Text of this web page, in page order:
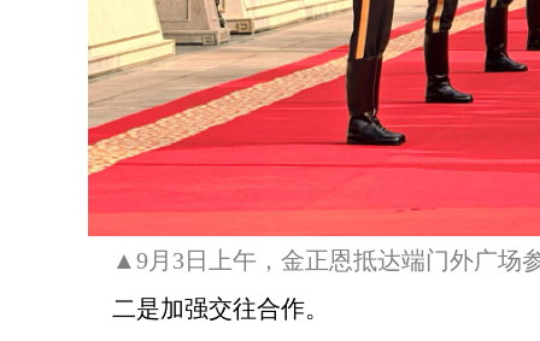
▲9月3日上午，金正恩抵达端门外广场
二是加强交往合作。